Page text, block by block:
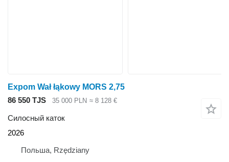
Expom Wał łąkowy MORS 2,75
86 550 TJS
35 000 PLN ≈ 8 128 €
Силосный каток
2026
Польша, Rzędziany